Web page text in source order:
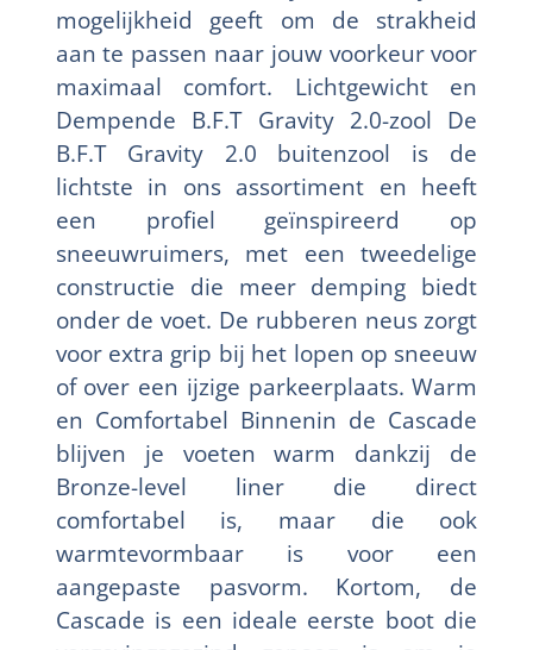
mogelijkheid geeft om de strakheid
aan te passen naar jouw voorkeur voor
maximaal comfort. Lichtgewicht en
Dempende B.F.T Gravity 2.0-zool De
B.F.T Gravity 2.0 buitenzool is de
lichtste in ons assortiment en heeft
een profiel geïnspireerd op
sneeuwruimers, met een tweedelige
constructie die meer demping biedt
onder de voet. De rubberen neus zorgt
voor extra grip bij het lopen op sneeuw
of over een ijzige parkeerplaats. Warm
en Comfortabel Binnenin de Cascade
blijven je voeten warm dankzij de
Bronze-level liner die direct
comfortabel is, maar die ook
warmtevormbaar is voor een
aangepaste pasvorm. Kortom, de
Cascade is een ideale eerste boot die